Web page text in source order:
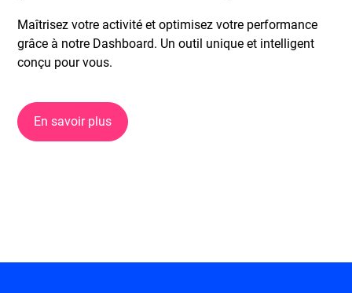
Maîtrisez votre activité et optimisez votre performance
grâce à notre Dashboard. Un outil unique et intelligent
conçu pour vous.
En savoir plus